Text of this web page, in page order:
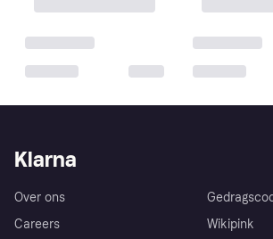
Klarna
Over ons
Careers
Wikipink